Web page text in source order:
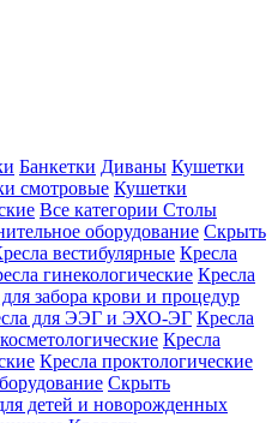
Банкетки Диваны Кушетки
смотровые Кушетки
Все категории Столы
оборудование Скрыть
вестибулярные Кресла
гинекологические Кресла
забора крови и процедур
для ЭЭГ и ЭХО-ЭГ Кресла
Кресла
Кресла проктологические
Скрыть
детей и новорожденных